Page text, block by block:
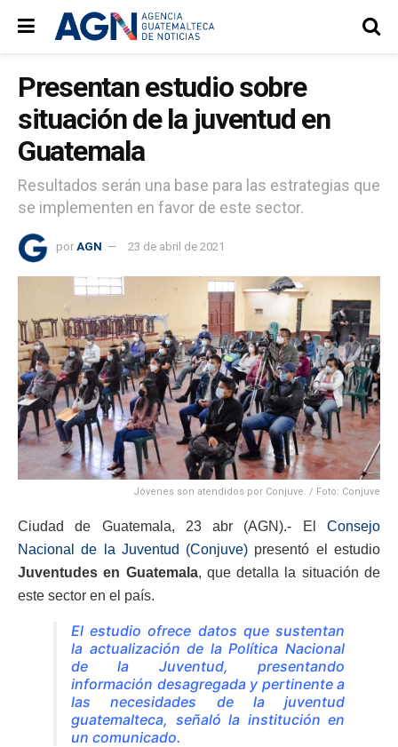
Presentan estudio sobre
situación de la juventud en
Guatemala
Resultados serán una base para las estrategias que
se implementen en favor de este sector.
por AGN 23 de abril de 2021
Jóvenes son atendidos por Conjuve. / Foto: Conjuve
Ciudad de Guatemala, 23 abr (AGN).- El Consejo
Nacional de la Juventud (Conjuve) presentó el estudio
Juventudes en Guatemala, que detalla la situación de
este sector en el país.
El estudio ofrece datos que sustentan
la actualización de la Política Nacional
de la Juventud, presentando
información desagregada y pertinente a
las necesidades de la juventud
guatemalteca, señaló la institución en
un comunicado.